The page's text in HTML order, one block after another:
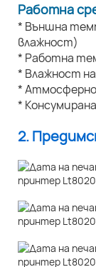
Работна
* Външна
влажност)
* Работна
* Влажност
* Атмосферно
*
2.